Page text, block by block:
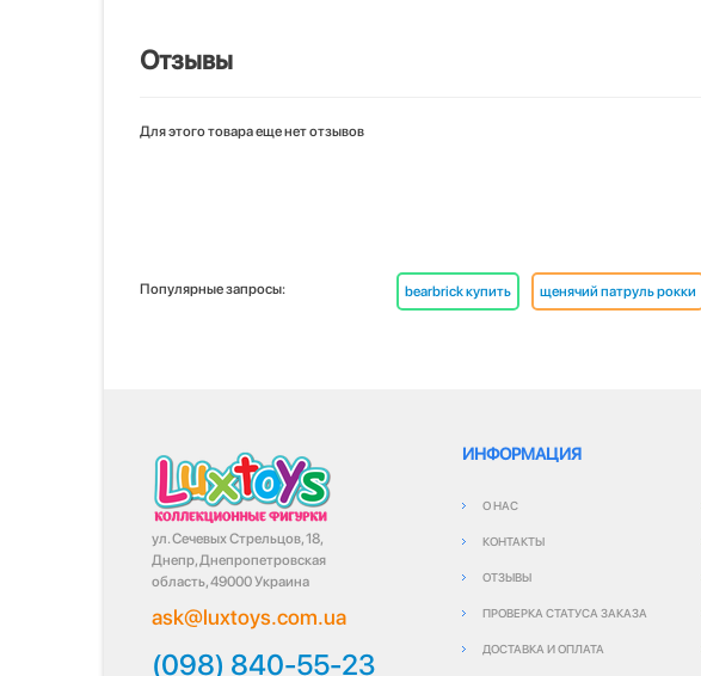
Отзывы
Для этого товара еще нет отзывов
Популярные запросы: bearbrick купить щенячий патруль рокки
ул. Сечевых Стрельцов, 18,
Днепр, Днепропетровская
область, 49000 Украина
ask@luxtoys.com.ua
(098) 840-55-23
ИНФОРМАЦИЯ
О НАС
КОНТАКТЫ
ОТЗЫВЫ
ПРОВЕРКА СТАТУСА ЗАКАЗА
ДОСТАВКА И ОПЛАТА